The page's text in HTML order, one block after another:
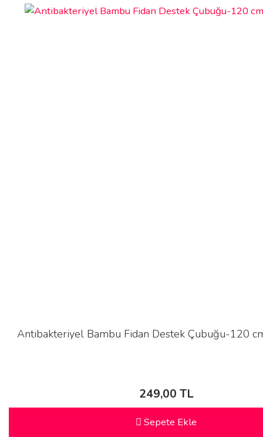
Antibakteriyel Bambu Fidan Destek Çubuğu-120
249,00 TL
Sepete Ekle